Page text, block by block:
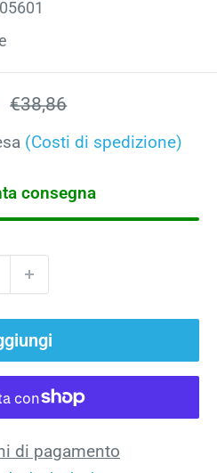
Prezzo
€38,86
(Costi di spedizione)
consegna
di pagamento